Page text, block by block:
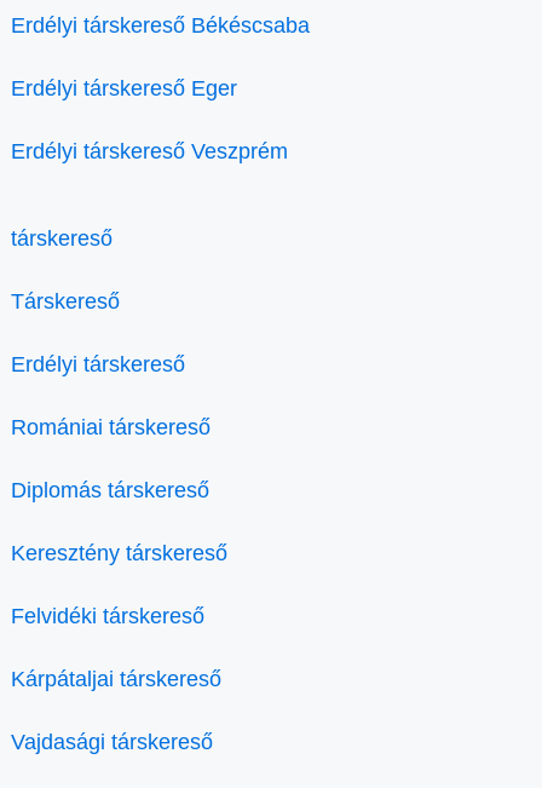
Erdélyi társkereső Békéscsaba
Erdélyi társkereső Eger
Erdélyi társkereső Veszprém
társkereső
Társkereső
Erdélyi társkereső
Romániai társkereső
Diplomás társkereső
Keresztény társkereső
Felvidéki társkereső
Kárpátaljai társkereső
Vajdasági társkereső